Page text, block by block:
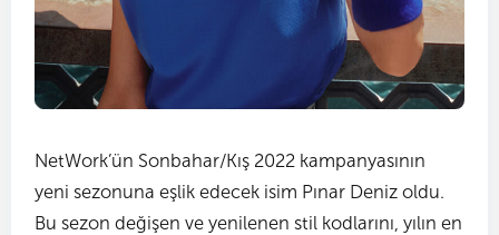
NetWork’ün Sonbahar/Kış 2022 kampanyasının
yeni sezonuna eşlik edecek isim Pınar Deniz oldu.
Bu sezon değişen ve yenilenen stil kodlarını, yılın en